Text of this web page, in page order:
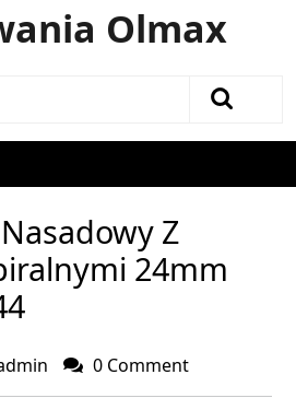
Olmax
Z
24mm
0 Comment